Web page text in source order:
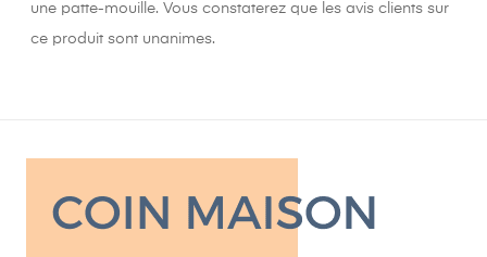
une patte-mouille. Vous constaterez que les avis clients sur
ce produit sont unanimes.